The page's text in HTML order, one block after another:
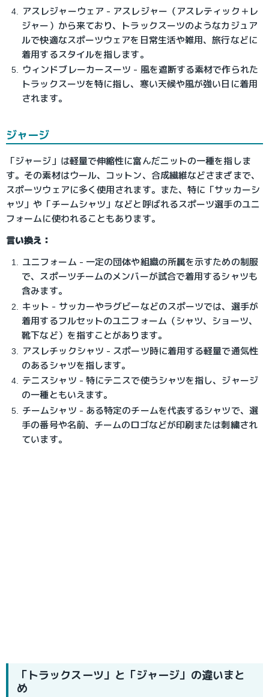
アスレジャーウェア - アスレジャー（アスレティック＋レ
ジャー）から来ており、トラックスーツのようなカジュア
ルで快適なスポーツウェアを日常生活や雑用、旅行などに
着用するスタイルを指します。
ウィンドブレーカースーツ - 風を遮断する素材で作られた
トラックスーツを特に指し、寒い天候や風が強い日に着用
されます。
ジャージ
「ジャージ」は軽量で伸縮性に富んだニットの一種を指しま
す。その素材はウール、コットン、合成繊維などさまざまで、
スポーツウェアに多く使用されます。また、特に「サッカーシ
ャツ」や「チームシャツ」などと呼ばれるスポーツ選手のユニ
フォームに使われることもあります。
言い換え：
ユニフォーム - 一定の団体や組織の所属を示すための制服
で、スポーツチームのメンバーが試合で着用するシャツも
含みます。
キット - サッカーやラグビーなどのスポーツでは、選手が
着用するフルセットのユニフォーム（シャツ、ショーツ、
靴下など）を指すことがあります。
アスレチックシャツ - スポーツ時に着用する軽量で通気性
のあるシャツを指します。
テニスシャツ - 特にテニスで使うシャツを指し、ジャージ
の一種ともいえます。
チームシャツ - ある特定のチームを代表するシャツで、選
手の番号や名前、チームのロゴなどが印刷または刺繍され
ています。
「トラックスーツ」と「ジャージ」の違いまと
め